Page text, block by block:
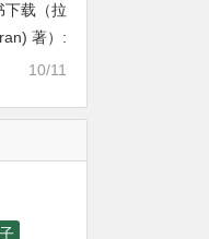
下载（拉
著）:
型公司
10/11